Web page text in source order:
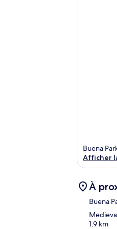
Buena
Afficher
À
Buena
1.9 km